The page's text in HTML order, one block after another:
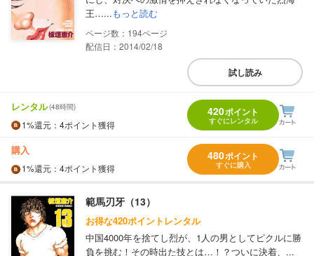
王…...もっと読む
194
配信日：2014/02/18
試し読み
レンタル(48時間)
1%還元 ：4ポイント獲得
420ポイント
すぐにレンタル
購入
1%還元 ：4ポイント獲得
480ポイント
すぐに購入
範馬刃牙（13）
お得な420ポイントレンタル
中国4000年を捨てし烈が、1人の男としてピクルに勝
負を挑む！その時出た技とは…！？ついに決着、...